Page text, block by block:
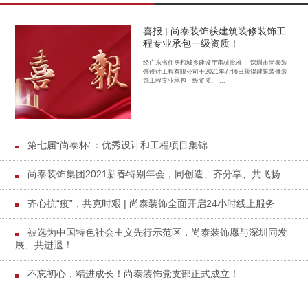
喜报 | 尚泰装饰获建筑装修装饰工
程专业承包一级资质！
经广东省住房和城乡建设厅审核批准， 深圳市尚泰装
饰设计工程有限公司于2021年7月6日获得建筑装修装
饰工程专业承包一级资质。 ...
第七届“尚泰杯”：优秀设计和工程项目集锦
尚泰装饰集团2021新春特别年会，同创造、齐分享、共飞扬
齐心抗“疫”，共克时艰 | 尚泰装饰全面开启24小时线上服务
被选为中国特色社会主义先行示范区，尚泰装饰愿与深圳同发
展、共进退！
不忘初心，精进成长！尚泰装饰党支部正式成立！